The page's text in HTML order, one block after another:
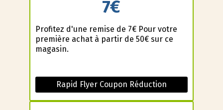
7€
Profitez d'une remise de 7€ Pour votre
première achat à partir de 50€ sur ce
magasin.
Rapid Flyer Coupon Réduction